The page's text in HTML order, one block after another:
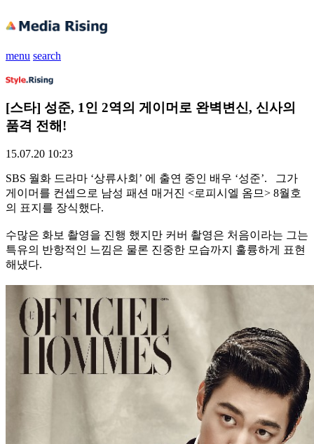
menu search
[스타] 성준, 1인 2역의 게이머로 완벽변신, 신사의
품격 전해!
15.07.20 10:23
SBS 월화 드라마 ‘상류사회’ 에 출연 중인 배우 ‘성준’. 그가
게이머를 컨셉으로 남성 패션 매거진 <로피시엘 옴므> 8월호
의 표지를 장식했다.
수많은 화보 촬영을 진행 했지만 커버 촬영은 처음이라는 그는
특유의 반항적인 느낌은 물론 진중한 모습까지 훌륭하게 표현
해냈다.